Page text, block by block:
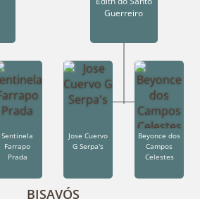
Guerreiro
Sentinela
Farrapo
Prada
Jose Cuervo
G Serpa's
Beyonce dos
Campos
Celestes
BISAVÓS